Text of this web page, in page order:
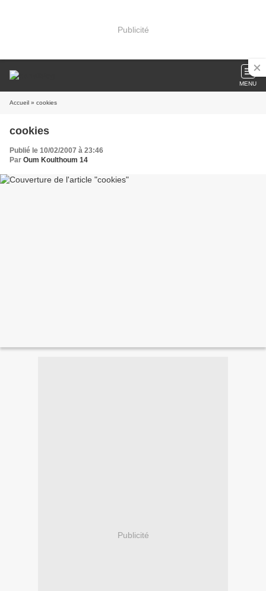
Publicité
MENU
Accueil » cookies
cookies
Publié le 10/02/2007 à 23:46
Par Oum Koulthoum 14
Publicité